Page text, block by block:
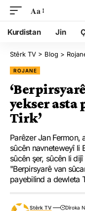
Aa
Kurdistan Jin
Stêrk TV > Blog >
ROJANE
yekser asta
Tirk’
Parêzer Jan Fermon,
sûcên navneteweyî li
sûcên şer, sûcên li
"Berpirsyarê van
payebilind a dewleta
Stêrk TV
Dîroka